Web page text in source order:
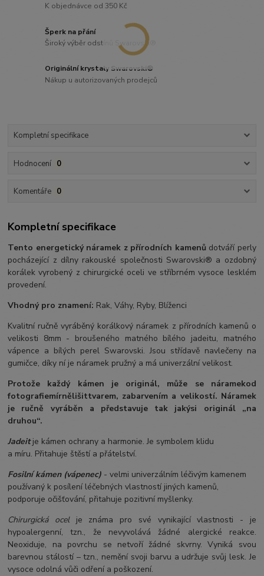
K objednávce od 350 Kč
Šperk na přání
Široký výběr odstínů Swarovski®
Originální krystaly Swarovski®
Nákup u autorizovaných prodejců
Kompletní specifikace
Hodnocení 0
Komentáře 0
Kompletní specifikace
Tento energetický náramek z přírodních kamenů dotváří perly
pocházející z dílny rakouské společnosti Swarovski® a ozdobný
korálek vyrobený z chirurgické oceli ve stříbrném vysoce lesklém
provedení.
Vhodný pro znamení: Rak, Váhy, Ryby, Blíženci
Kvalitní ručně vyráběný korálkový náramek z přírodních kamenů o
velikosti 8mm - broušeného matného bílého jadeitu, matného
vápence a bílých perel Swarovski. Jsou střídavě navlečeny na
gumičce, díky ní je náramek pružný a má univerzální velikost.
Protože každý kámen je originál, může se náramekod
fotografiemírnělišittvarem, zabarvením a velikostí. Náramek
je ručně vyráběn a představuje tak jakýsi originál „na
druhou“.
Jadeitje kámen ochrany a harmonie. Je symbolem klidu
a míru. Přitahuje štěstí a přátelství.
Fosilní kámen (vápenec) - velmi univerzálním léčivým kamenem
používaný k posílení léčebných vlastností jiných kamenů,
podporuje očišťování, přitahuje pozitivní myšlenky.
Chirurgická ocelje známa pro své vynikající vlastnosti - je
hypoalergenní, tzn., že nevyvolává žádné alergické reakce.
Neoxiduje, na povrchu se netvoří žádné skvrny. Vyniká svou
barevnou stálostí – tzn., nemění svoji barvu a udržuje svůj lesk. Je
vysoce odolná vůči odření a poškození.